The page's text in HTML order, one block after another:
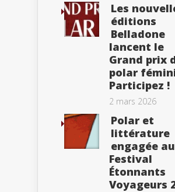
Les
éditions
Belladone
lancent le
Grand prix
polar
Participez !
2 mars 2026
Polar et
littérature
engagée au
Festival
Étonnants
Voyageurs